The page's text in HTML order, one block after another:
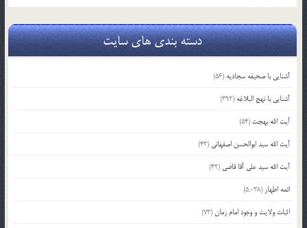
دسته بندی های سایت
آشنایی با صحیفه سجادیه (56)
آشنایی با نهج البلاغه (392)
آیت الله بهجت (54)
آیت الله سید ابوالحسن اصفهانی (43)
آیت الله سید علی آقا قاضی (42)
ائمه اطهار (5,038)
اثبات ولایت و وجود امام زمان(73)